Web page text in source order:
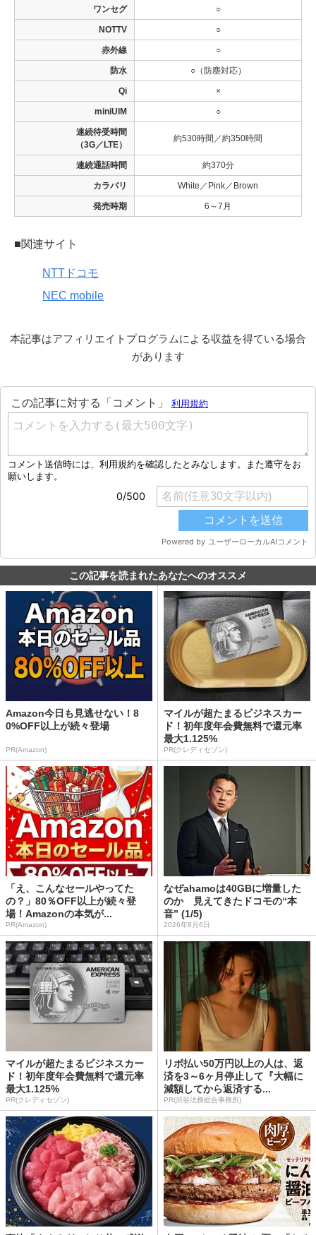
ワンセグ ○
NOTTV ○
赤外線 ○
防水 ○（防塵対応）
Qi ×
miniUIM ○
連続待受時間
（3G／LTE）
約530時間／約350時間
連続通話時間 約370分
カラバリ White／Pink／Brown
発売時期 6～7月
■関連サイト
NTTドコモ
NEC mobile
本記事はアフィリエイトプログラムによる収益を得ている場合
があります
この記事を読まれたあなたへのオススメ
Amazon今日も見逃せない！8
0%OFF以上が続々登場
PR(Amazon)
マイルが超たまるビジネスカー
ド！初年度年会費無料で還元率
最大1.125%
PR(クレディセゾン)
「え、こんなセールやってた
の？」80％OFF以上が続々登
場！Amazonの本気が...
PR(Amazon)
なぜahamoは40GBに増量した
のか 見えてきたドコモの“本
音” (1/5)
2026年8月6日
マイルが超たまるビジネスカー
ド！初年度年会費無料で還元率
最大1.125%
PR(クレディセゾン)
リボ払い50万円以上の人は、返
済を3～6ヶ月停止して『大幅に
減額してから返済する...
PR(渋谷法務総合事務所)